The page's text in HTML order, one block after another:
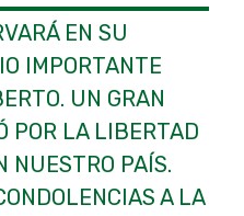
EN SU
IMPORTANTE
UN GRAN
POR LA LIBERTAD
NUESTRO PAÍS.
A LA